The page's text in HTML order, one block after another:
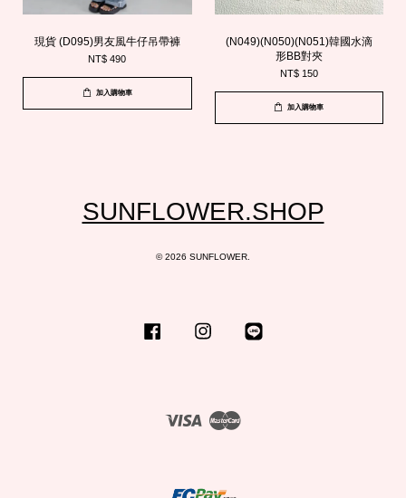
現貨 (D095)男友風牛仔吊帶褲
NT$ 490
加入購物車
(N049)(N050)(N051)韓國水滴
形BB對夾
NT$ 150
加入購物車
SUNFLOWER.SHOP
© 2026 SUNFLOWER.
Facebook Instagram
Visa